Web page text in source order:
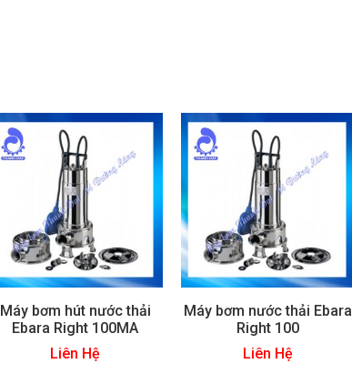
Máy bơm hút nước thải
Ebara Right 100MA
Liên Hệ
Máy bơm nước thải Ebara
Right 100
Liên Hệ